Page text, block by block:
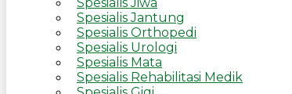
Spesialis Jantung
Spesialis Orthopedi
Spesialis Urologi
Spesialis Mata
Spesialis Rehabilitasi Medik